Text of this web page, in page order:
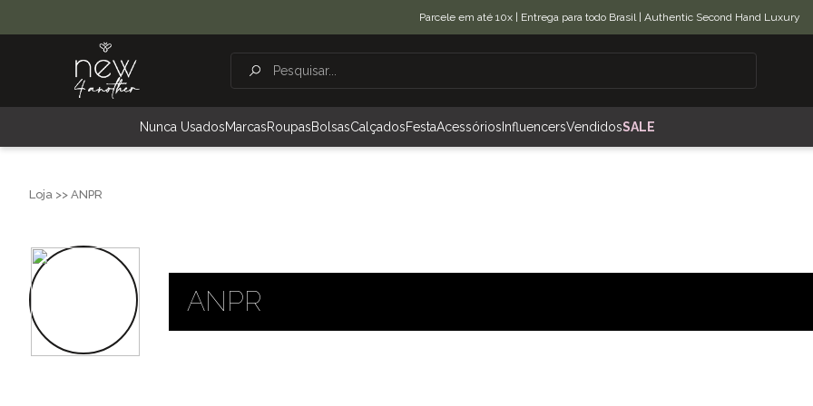
Parcele em até 10x | Entrega para todo Brasil | Authentic Second Hand Luxury
Nunca UsadosMarcasRoupasBolsasCalçadosFestaAcessórios InfluencersVendidosSALE
Loja >> ANPR
ANPR